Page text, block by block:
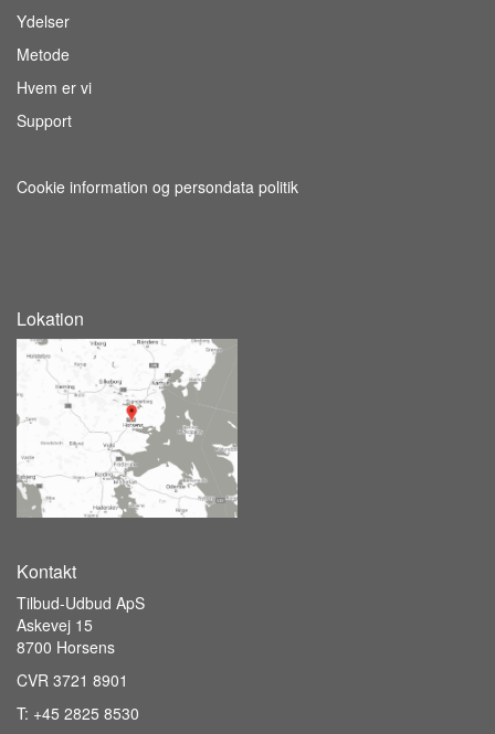
Ydelser
Metode
Hvem er vi
Support
Cookie information og persondata politik
Lokation
Kontakt
Tilbud-Udbud ApS
Askevej 15
8700 Horsens
CVR 3721 8901
T: +45 2825 8530